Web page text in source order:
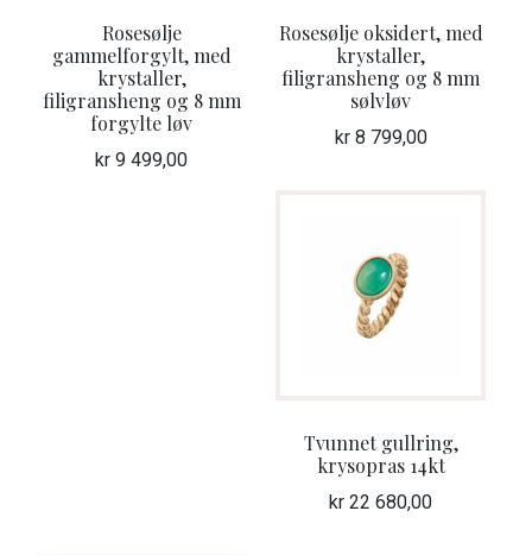
Rosesølje
gammelforgylt, med
krystaller,
filigransheng og 8 mm
forgylte løv
kr 9 499,00
Rosesølje oksidert, med
krystaller,
filigransheng og 8 mm
sølvløv
kr8 799,00
Tvunnet gullring,
krysopras 14kt
kr 22 680,00